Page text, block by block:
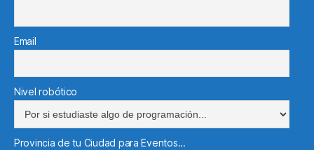
Email
Nivel robótico
Provincia de tu Ciudad para Eventos...